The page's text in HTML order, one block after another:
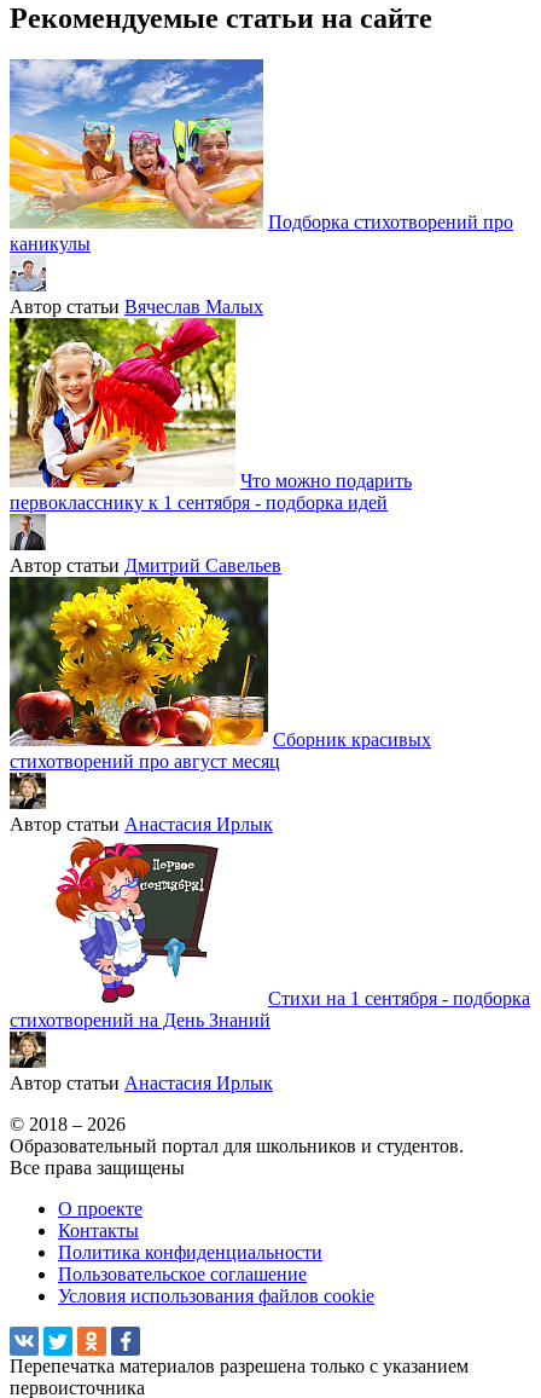
Рекомендуемые статьи на сайте
Подборка стихотворений про
каникулы
Автор статьи Вячеслав Малых
Что можно подарить
первокласснику к 1 сентября - подборка идей
Автор статьи Дмитрий Савельев
Сборник красивых
стихотворений про август месяц
Автор статьи Анастасия Ирлык
Стихи на 1 сентября - подборка
стихотворений на День Знаний
Автор статьи Анастасия Ирлык
© 2018 – 2026
Образовательный портал для школьников и студентов.
Все права защищены
О проекте
Контакты
Политика конфиденциальности
Пользовательское соглашение
Условия использования файлов cookie
Перепечатка материалов разрешена только с указанием
первоисточника